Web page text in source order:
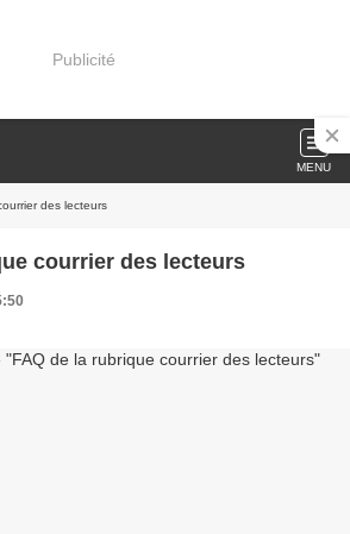
Publicité
MENU
des lecteurs
courrier des lecteurs